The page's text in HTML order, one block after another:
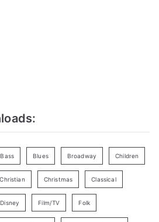
Bass Blues Broadway Children
Christian Christmas Classical
Disney Film/TV Folk